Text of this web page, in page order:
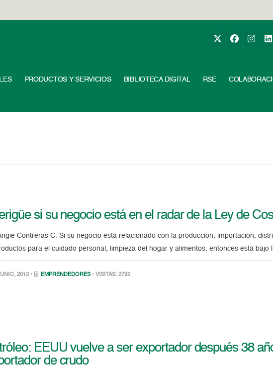
PRODUCTOS Y SERVICIOS BIBLIOTECA DIGITAL RSE
si su negocio está en el radar de la Ley de
Contreras C. Si su negocio está relacionado con la producción, importación,
para el cuidado personal, limpieza del hogar y alimentos, entonces está bajo
2012 • EMPRENDEDORES • VISITAS: 2792
EEUU vuelve a ser exportador después 38
de crudo